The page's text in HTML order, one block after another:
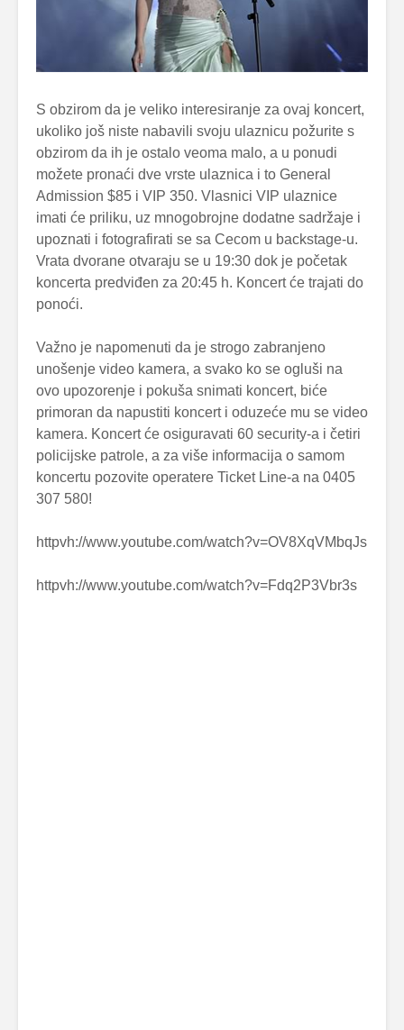
S obzirom da je veliko interesiranje za ovaj koncert,
ukoliko još niste nabavili svoju ulaznicu požurite s
obzirom da ih je ostalo veoma malo, a u ponudi
možete pronaći dve vrste ulaznica i to General
Admission $85 i VIP 350. Vlasnici VIP ulaznice
imati će priliku, uz mnogobrojne dodatne sadržaje i
upoznati i fotografirati se sa Cecom u backstage-u.
Vrata dvorane otvaraju se u 19:30 dok je početak
koncerta predviđen za 20:45 h. Koncert će trajati do
ponoći.
Važno je napomenuti da je strogo zabranjeno
unošenje video kamera, a svako ko se ogluši na
ovo upozorenje i pokuša snimati koncert, biće
primoran da napustiti koncert i oduzeće mu se video
kamera. Koncert će osiguravati 60 security-a i četiri
policijske patrole, a za više informacija o samom
koncertu pozovite operatere Ticket Line-a na 0405
307 580!
httpvh://www.youtube.com/watch?v=OV8XqVMbqJs
httpvh://www.youtube.com/watch?v=Fdq2P3Vbr3s